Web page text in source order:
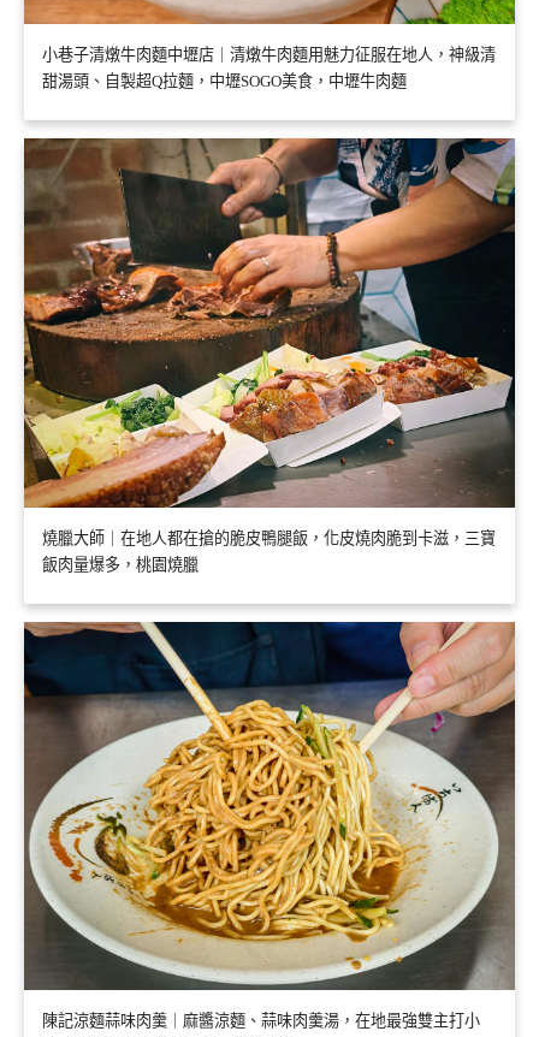
小巷子清燉牛肉麵中壢店｜清燉牛肉麵用魅力征服在地人，神級清
甜湯頭、自製超Q拉麵，中壢SOGO美食，中壢牛肉麵
燒臘大師｜在地人都在搶的脆皮鴨腿飯，化皮燒肉脆到卡滋，三寶
飯肉量爆多，桃園燒臘
陳記涼麵蒜味肉羹｜麻醬涼麵、蒜味肉羹湯，在地最強雙主打小